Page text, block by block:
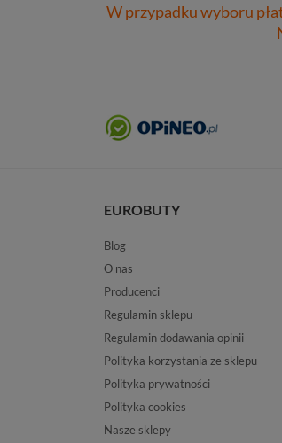
W przypadku wyboru
EUROBUTY
Blog
O nas
Producenci
Regulamin sklepu
Regulamin dodawania opinii
Polityka korzystania ze sklepu
Polityka prywatności
Polityka cookies
Nasze sklepy